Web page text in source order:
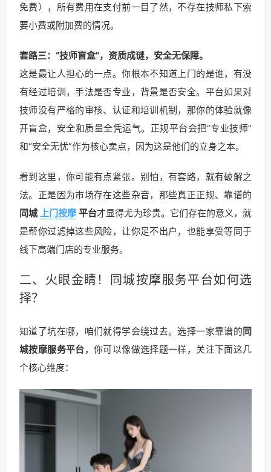
免费），所有费用在支付前一目了然，不存在技师私下索
要小费或附加费的情况。
套路三：“技师盲盒”，资质成谜，安全无保障。
这是最让人担心的一点。你根本不知道上门的是谁，有没
有经过培训，手法是否专业，背景是否安全。平台如果对
技师没有严格的审核、认证和培训机制，那你的体验就像
开盲盒，安全和质量全凭运气。正规平台会把“专业技师”
和“安全无忧”作为核心卖点，因为这是他们的立身之本。
看到这里，你可能有点紧张。别怕，有套路，就有破解之
法。正是因为市场存在这些杂音，那些真正正规、靠谱的
同城
上门按摩 平台才显得尤为珍贵。它们存在的意义，就
是帮你过滤掉这些风险，让你足不出户，也能享受等同于
线下高端门店的专业服务。
二、火眼金睛！同城按摩服务平台如何选
择？
知道了坑在哪，咱们就得学会绕过去。选择一家靠谱的同
城按摩服务平台，你可以像做选择题一样，关注下面这几
个核心维度：